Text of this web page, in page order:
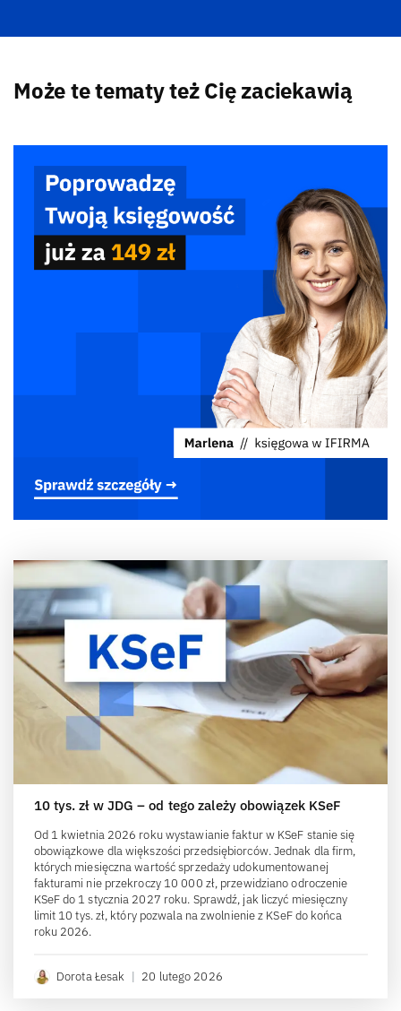
Może te tematy też Cię zaciekawią
10 tys. zł w JDG – od tego zależy obowiązek KSeF
Od 1 kwietnia 2026 roku wystawianie faktur w KSeF stanie się
obowiązkowe dla większości przedsiębiorców. Jednak dla firm,
których miesięczna wartość sprzedaży udokumentowanej
fakturami nie przekroczy 10 000 zł, przewidziano odroczenie
KSeF do 1 stycznia 2027 roku. Sprawdź, jak liczyć miesięczny
limit 10 tys. zł, który pozwala na zwolnienie z KSeF do końca
roku 2026.
Dorota Łesak 20 lutego 2026